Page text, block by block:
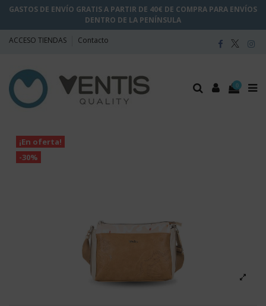
GASTOS DE ENVÍO GRATIS A PARTIR DE 40€ DE COMPRA PARA ENVÍOS
DENTRO DE LA PENÍNSULA
ACCESO TIENDAS Contacto
0
¡En oferta!
-30%